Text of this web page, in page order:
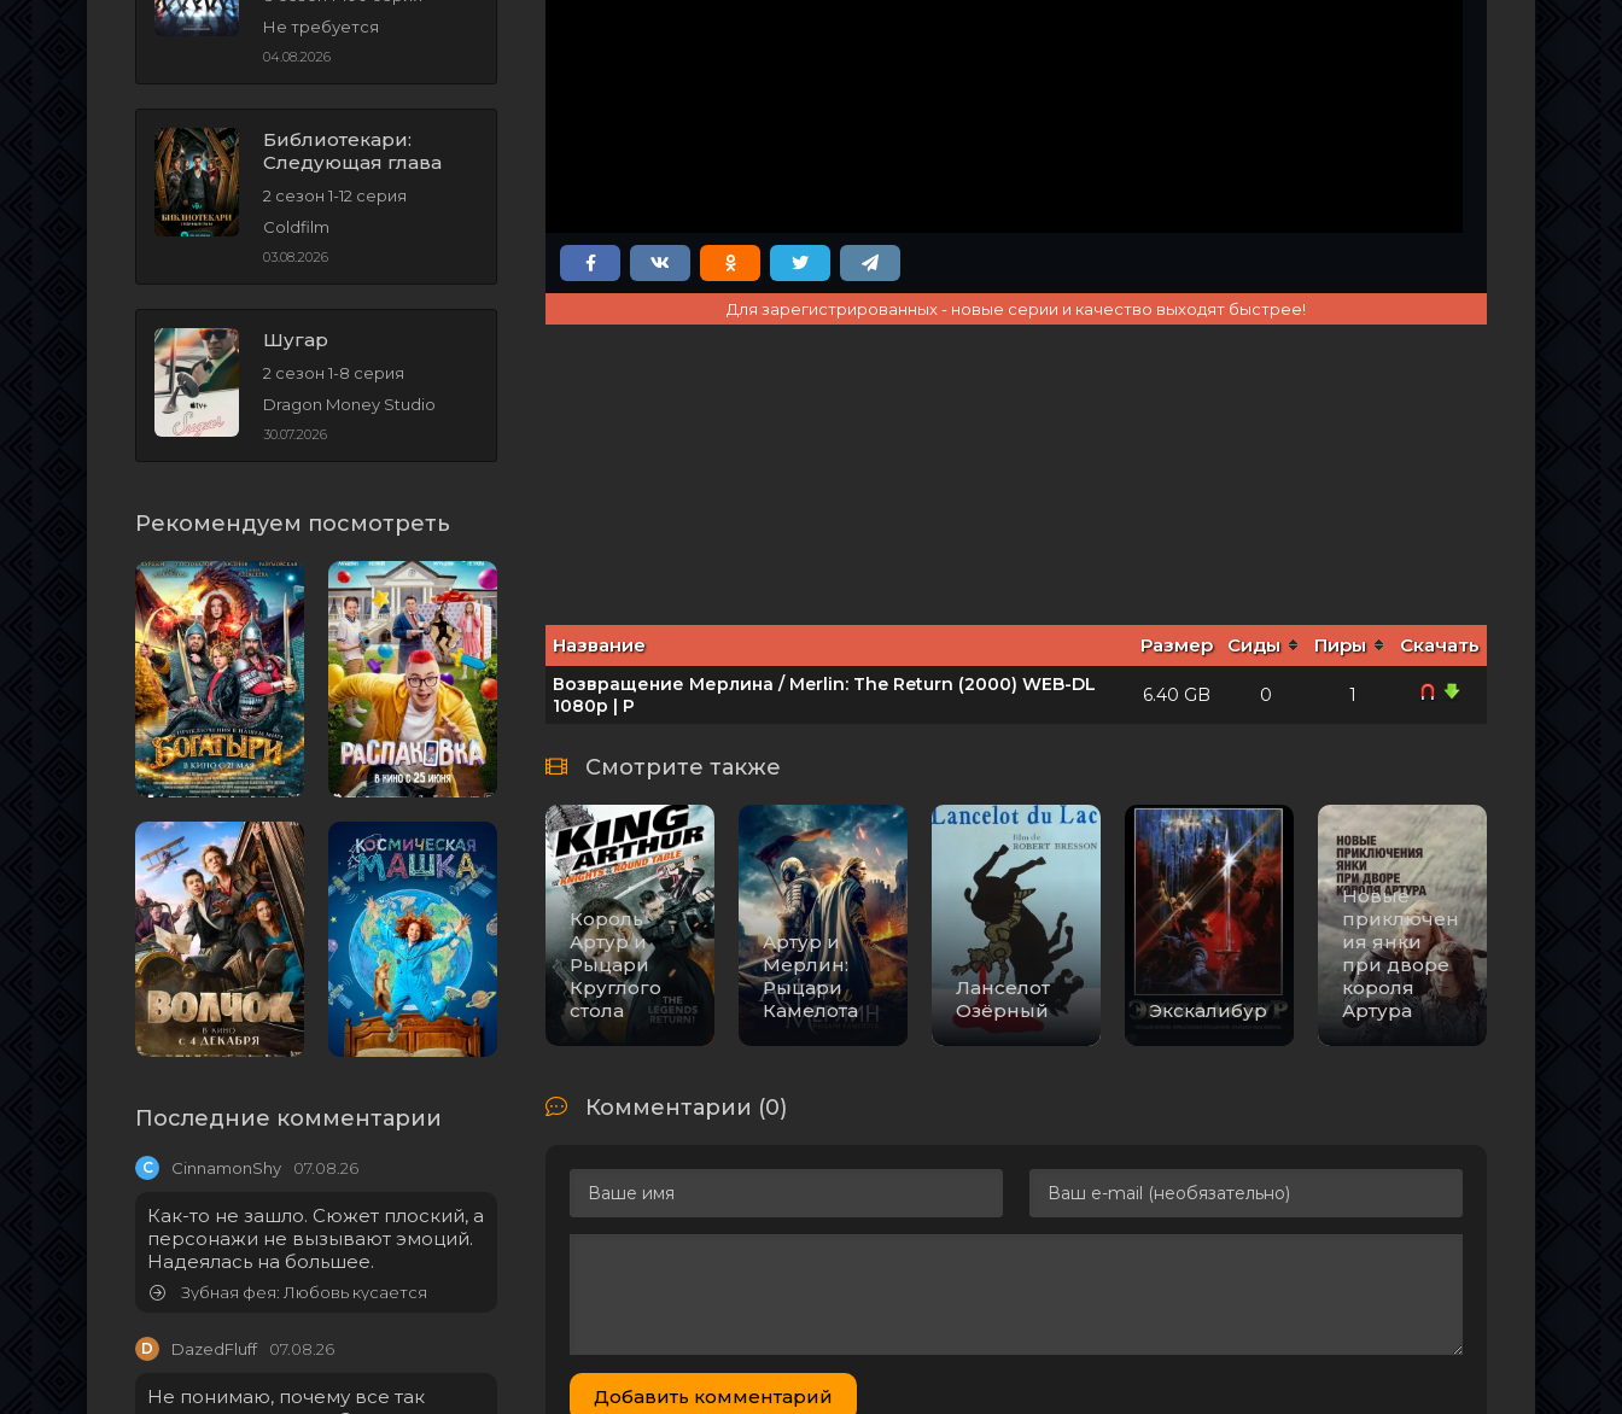
Не требуется
04.08.2026
Библиотекари:
Следующая глава
2 сезон 1-12 серия
Coldfilm
03.08.2026
Шугар
2 сезон 1-8 серия
Dragon Money Studio
30.07.2026
Рекомендуем посмотреть
Последние комментарии
C CinnamonShy 07.08.26
Как-то не зашло. Сюжет плоский, а
персонажи не вызывают эмоций.
Надеялась на большее.
Зубная фея: Любовь кусается
D DazedFluff 07.08.26
Не понимаю, почему все так
Для зарегистрированных - новые серии и качество выходят быстрее!
Название Размер Сиды Пиры Скачать
Возвращение Мерлина / Merlin: The Return (2000) WEB-DL
1080p | P
6.40 GB 0 1
Смотрите также
Король
Артур и
Рыцари
Круглого
стола
Артур и
Мерлин:
Рыцари
Камелота
Ланселот
Озёрный
Экскалибур
Новые
приключен
ия янки
при дворе
короля
Артура
Комментарии (0)
Добавить комментарий